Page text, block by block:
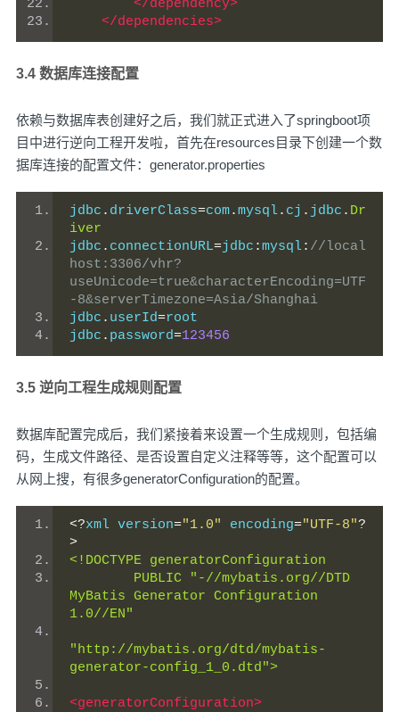
</dependency>
</dependencies>
3.4 数据库连接配置
依赖与数据库表创建好之后，我们就正式进入了springboot项
目中进行逆向工程开发啦，首先在resources目录下创建一个数
据库连接的配置文件：generator.properties
jdbc . driverClass=com.mysql. cj . jdbc . Dr
iver
jdbc . connectionURL=jdbc :mysql: //local
host:3306/vhr?
useUnicode=true&characterEncoding=UTF
-8&serverTimezone=Asia/Shanghai
jdbc . userId=root
jdbc . password=123456
3.5 逆向工程生成规则配置
数据库配置完成后，我们紧接着来设置一个生成规则，包括编
码，生成文件路径、是否设置自定义注释等等，这个配置可以
从网上搜，有很多generatorConfiguration的配置。
<?xml version="1.0" encoding="UTF-8"?
>
<!DOCTYPE generatorConfiguration
MyBatis Generator Configuration
1.0//EN"
"http://mybatis.org/dtd/mybatis-
generator-config_1_0.dtd">
<generatorConfiguration>